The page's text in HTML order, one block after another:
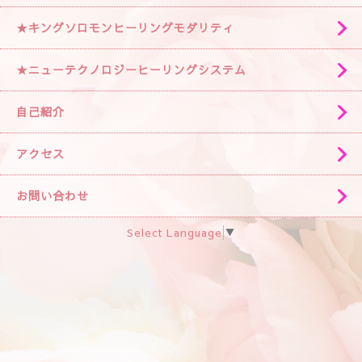
★キングソロモンヒーリングモダリティ
★ニューテクノロジーヒーリングシステム
自己紹介
アクセス
お問い合わせ
Select Language▼